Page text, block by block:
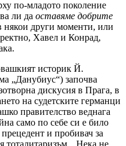
по-младото поколение
ли да оставяме добрите
други моменти, или
Хавел и Конрад,
историк Й.
„Данубиус“) започва
дискусия в Прага, в
на судетските германци
правителство веднага
само по себе си е било
и пробивач за